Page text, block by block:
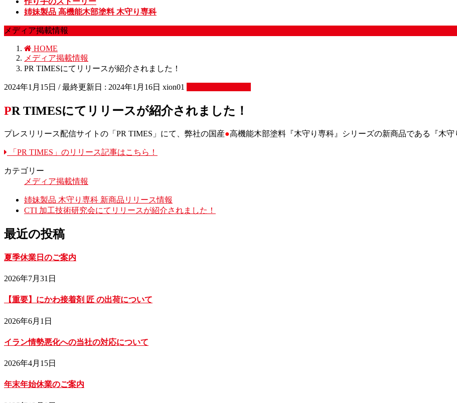
姉妹製品 高機能木部塗料 木守り専科
メディア掲載情報
HOME
メディア掲載情報
PR TIMESにてリリースが紹介されました！
2024年1月15日 / 最終更新日 : 2024年1月16日 xion01
PR TIMESにてリリースが紹介されました！
プレスリリース配信サイトの「PR TIMES」にて、弊社の国産●高機能木部塗料『木守り専科』シリーズの新商品である『木
「PR TIMES」のリリース記事はこちら！
カテゴリー
メディア掲載情報
姉妹製品 木守り専科 新商品リリース情報
CTI 加工技術研究会にてリリースが紹介されました！
最近の投稿
夏季休業日のご案内
2026年7月31日
【重要】にかわ接着剤 匠 の出荷について
2026年6月1日
イラン情勢悪化への当社の対応について
2026年4月15日
年末年始休業のご案内